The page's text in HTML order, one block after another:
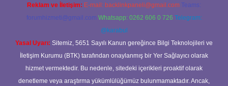
Reklam ve İletişim: E-mail: backlinkpaneli@gmail.com Teams:
forumhizmeti@gmail.com Whatsapp: 0262 606 0 726 Telegram:
@karabul
Yasal Uyarı: Sitemiz, 5651 Sayılı Kanun gereğince Bilgi Teknolojileri ve
İletişim Kurumu (BTK) tarafından onaylanmış bir Yer Sağlayıcı olarak
hizmet vermektedir. Bu nedenle, sitedeki içerikleri proaktif olarak
denetleme veya araştırma yükümlülüğümüz bulunmamaktadır. Ancak,